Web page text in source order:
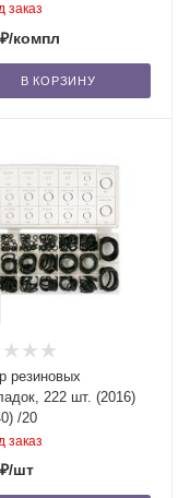
заказ
/компл
В КОРЗИНУ
резиновых
222 шт. (2016)
/20
заказ
/шт